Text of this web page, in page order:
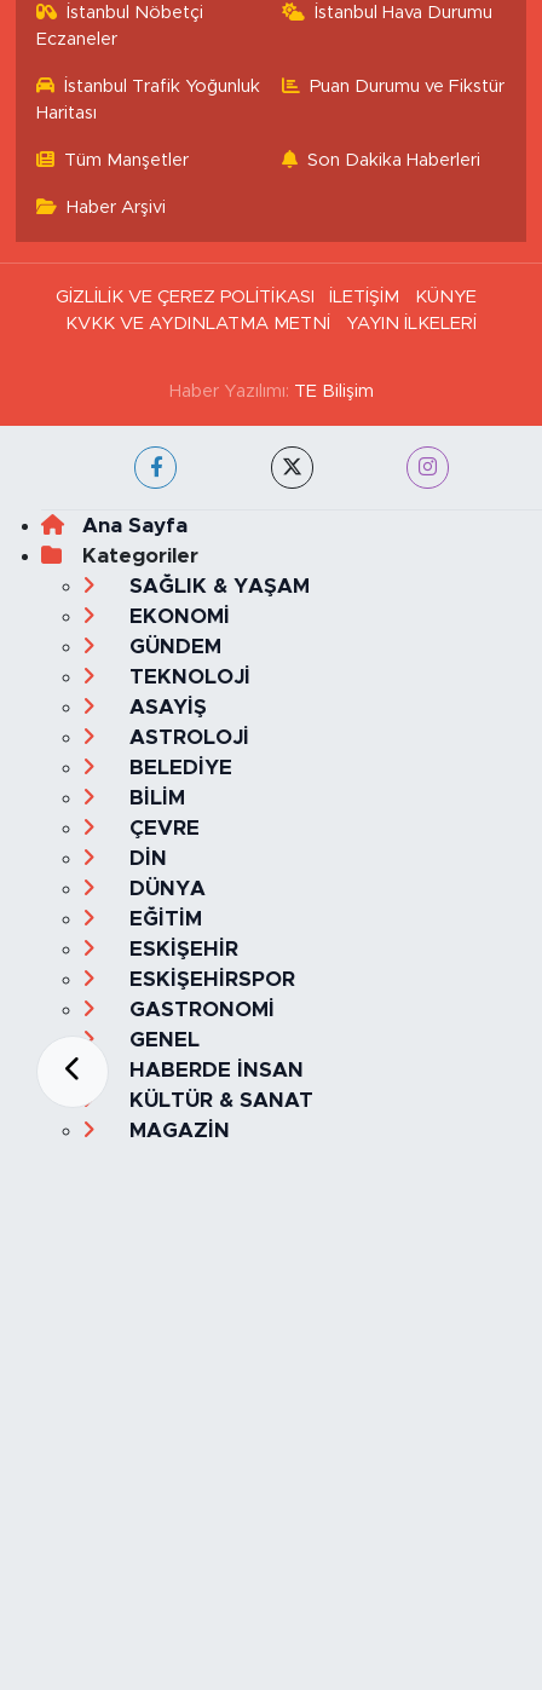
İstanbul Nöbetçi
Eczaneler
İstanbul Hava Durumu
İstanbul Trafik Yoğunluk
Haritası
Puan Durumu ve Fikstür
Tüm Manşetler Son Dakika Haberleri
Haber Arşivi
GİZLİLİK VE ÇEREZ POLİTİKASI İLETİŞİM
KÜNYE
KVKK VE AYDINLATMA METNİ
YAYIN İLKELERİ
Haber Yazılımı: TE Bilişim
Ana Sayfa
Kategoriler
SAĞLIK & YAŞAM
EKONOMİ
GÜNDEM
TEKNOLOJİ
ASAYİŞ
ASTROLOJİ
BELEDİYE
BİLİM
ÇEVRE
DİN
DÜNYA
EĞİTİM
ESKİŞEHİR
ESKİŞEHİRSPOR
GASTRONOMİ
GENEL
HABERDE İNSAN
KÜLTÜR & SANAT
MAGAZİN